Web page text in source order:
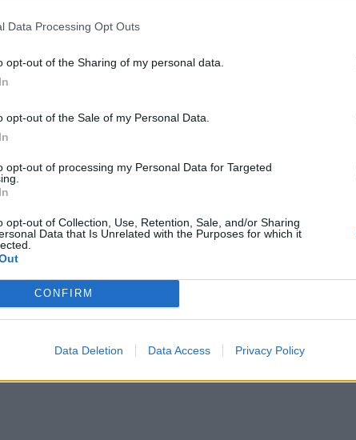
Data Processing Opt Outs
opt-out of the Sharing of my personal data.
opt-out of the Sale of my Personal Data.
opt-out of processing my Personal Data for Targeted
opt-out of Collection, Use, Retention, Sale, and/or Sharing
Data that Is Unrelated with the Purposes for which it
CONFIRM
Data Deletion Data Access Privacy Policy
kun sen tilastoihin merkittiin jälleen yksi
Chicagoa vahvempi lukemin 3-1.
olleeltaAlex Stalockiltanähtiin toisessa erässä
Stalockin varusteet eivät pysyneet torjunnoissa
venynyt maalivahti nappasi kiekkoa kiinni.